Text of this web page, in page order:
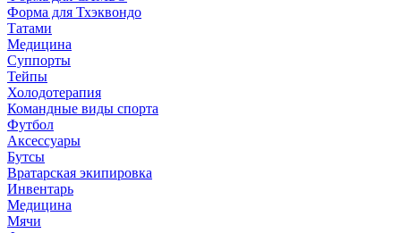
Форма для Тхэквондо
Татами
Медицина
Суппорты
Тейпы
Холодотерапия
Командные виды спорта
Футбол
Аксессуары
Бутсы
Вратарская экипировка
Инвентарь
Медицина
Мячи